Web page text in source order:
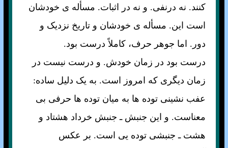
کنند. نه درنفی. و نه در اثبات. مسأله ی خودشان
است اين. مسأله ی خودشان و تاريخ نزديک و
دور. اما جوهر حرف، کاملاً درست بود.
درست بود در زمان خودش. و درست نيست در
زمان ديگری که امروز است. به يک دليل ساده:
عفب نشينی توده ها به ميان توده ها حرفی بی
معناست. و اين جنبش ـ جنبش خرداد هشتاد و
هشت ـ جنبشی توده يی است. بر عکس